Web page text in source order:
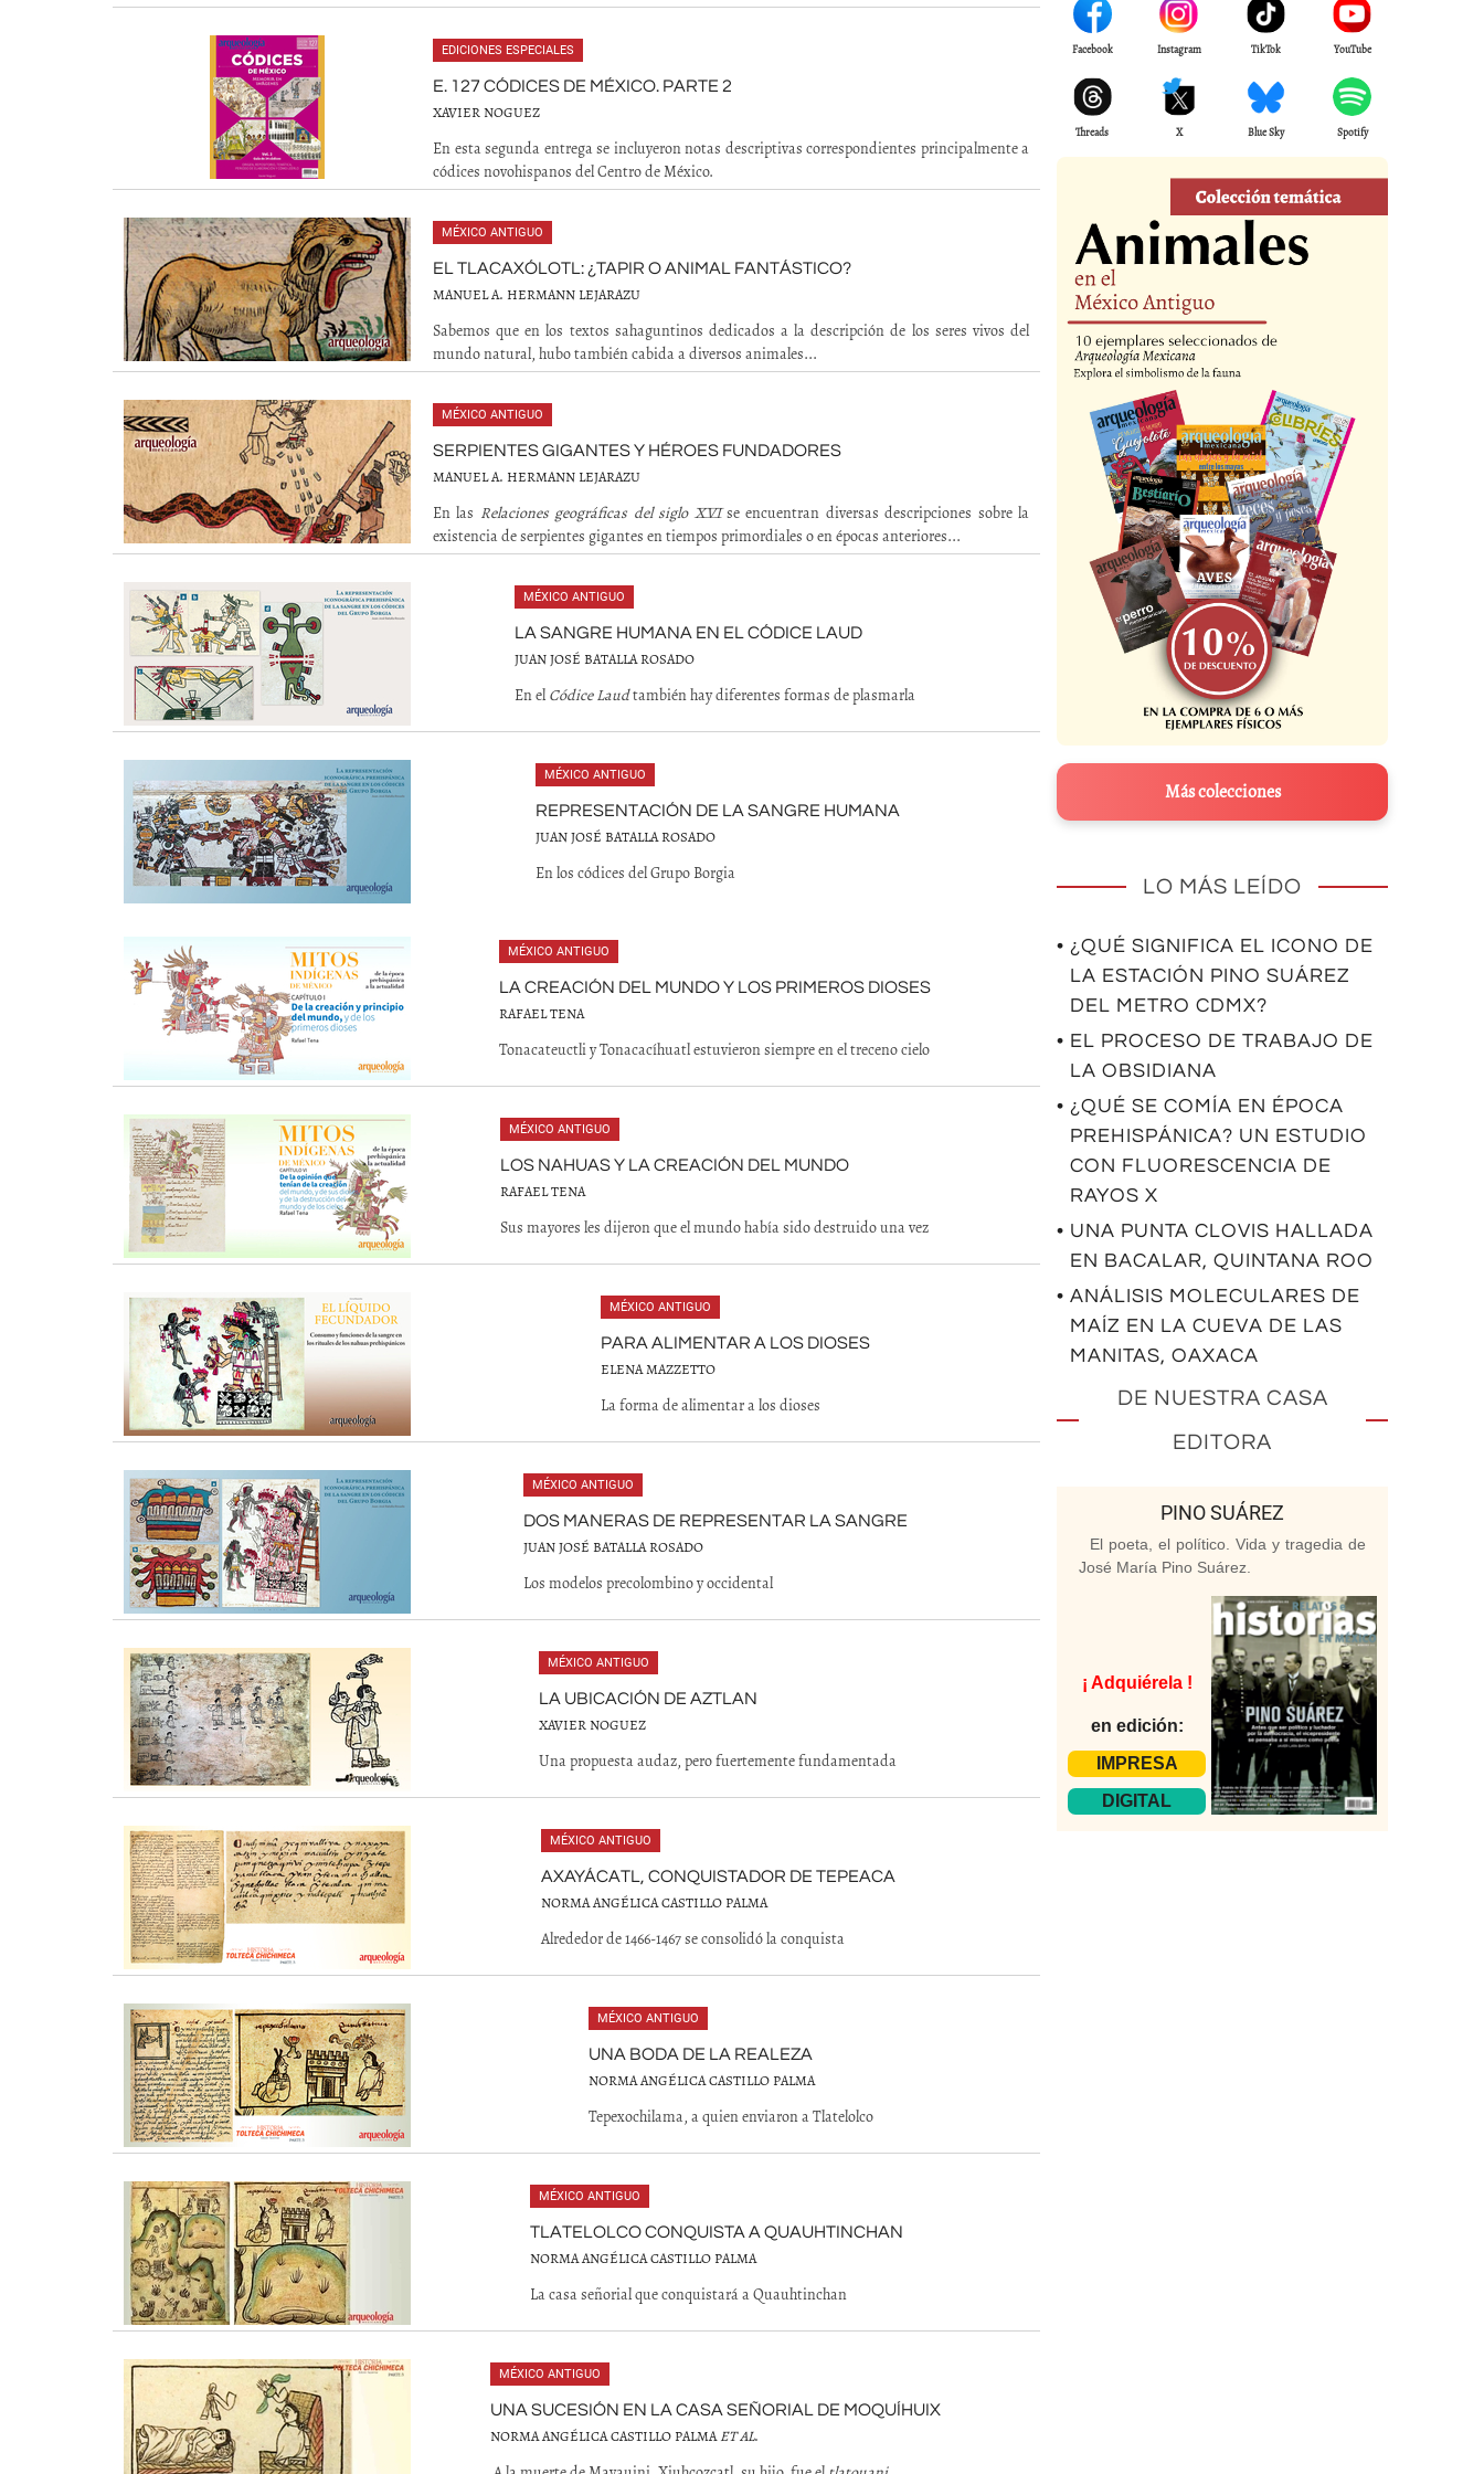
EDICIONES ESPECIALES
E. 127 CÓDICES DE MÉXICO. PARTE 2
XAVIER NOGUEZ
En esta segunda entrega se incluyeron notas descriptivas correspondientes principalmente a
códices novohispanos del Centro de México.
MÉXICO ANTIGUO
EL TLACAXÓLOTL: ¿TAPIR O ANIMAL FANTÁSTICO?
MANUEL A. HERMANN LEJARAZU
Sabemos que en los textos sahaguntinos dedicados a la descripción de los seres vivos del
mundo natural, hubo también cabida a diversos animales...
MÉXICO ANTIGUO
SERPIENTES GIGANTES Y HÉROES FUNDADORES
MANUEL A. HERMANN LEJARAZU
En las Relaciones geográficas del siglo XVIse encuentran diversas descripciones sobre la
existencia de serpientes gigantes en tiempos primordiales o en épocas anteriores...
MÉXICO ANTIGUO
LA SANGRE HUMANA EN EL CÓDICE LAUD
JUAN JOSÉ BATALLA ROSADO
En el Códice Laudtambién hay diferentes formas de plasmarla
MÉXICO ANTIGUO
REPRESENTACIÓN DE LA SANGRE HUMANA
JUAN JOSÉ BATALLA ROSADO
En los códices del Grupo Borgia
MÉXICO ANTIGUO
LA CREACIÓN DEL MUNDO Y LOS PRIMEROS DIOSES
RAFAEL TENA
Tonacateuctli y Tonacacíhuatl estuvieron siempre en el treceno cielo
MÉXICO ANTIGUO
LOS NAHUAS Y LA CREACIÓN DEL MUNDO
RAFAEL TENA
Sus mayores les dijeron que el mundo había sido destruido una vez
MÉXICO ANTIGUO
PARA ALIMENTAR A LOS DIOSES
ELENA MAZZETTO
La forma de alimentar a los dioses
MÉXICO ANTIGUO
DOS MANERAS DE REPRESENTAR LA SANGRE
JUAN JOSÉ BATALLA ROSADO
Los modelos precolombino y occidental
MÉXICO ANTIGUO
LA UBICACIÓN DE AZTLAN
XAVIER NOGUEZ
Una propuesta audaz, pero fuertemente fundamentada
MÉXICO ANTIGUO
AXAYÁCATL, CONQUISTADOR DE TEPEACA
NORMA ANGÉLICA CASTILLO PALMA
Alrededor de 1466-1467 se consolidó la conquista
MÉXICO ANTIGUO
UNA BODA DE LA REALEZA
NORMA ANGÉLICA CASTILLO PALMA
Tepexochilama, a quien enviaron a Tlatelolco
MÉXICO ANTIGUO
TLATELOLCO CONQUISTA A QUAUHTINCHAN
NORMA ANGÉLICA CASTILLO PALMA
La casa señorial que conquistará a Quauhtinchan
MÉXICO ANTIGUO
UNA SUCESIÓN EN LA CASA SEÑORIAL DE MOQUÍHUIX
NORMA ANGÉLICA CASTILLO PALMAET AL.
Facebook Instagram TikTok YouTube
Threads X Blue Sky Spotify
Más colecciones
LO MÁS LEÍDO
• ¿QUÉ SIGNIFICA EL ICONO DE
LA ESTACIÓN PINO SUÁREZ
DEL METRO CDMX?
• EL PROCESO DE TRABAJO DE
LA OBSIDIANA
• ¿QUÉ SE COMÍA EN ÉPOCA
PREHISPÁNICA? UN ESTUDIO
CON FLUORESCENCIA DE
RAYOS X
• UNA PUNTA CLOVIS HALLADA
EN BACALAR, QUINTANA ROO
• ANÁLISIS MOLECULARES DE
MAÍZ EN LA CUEVA DE LAS
MANITAS, OAXACA
DE NUESTRA CASA
EDITORA
PINO SUÁREZ
El poeta, el político. Vida y tragedia de
José María Pino Suárez.
¡ Adquiérela !
en edición:
IMPRESA
DIGITAL